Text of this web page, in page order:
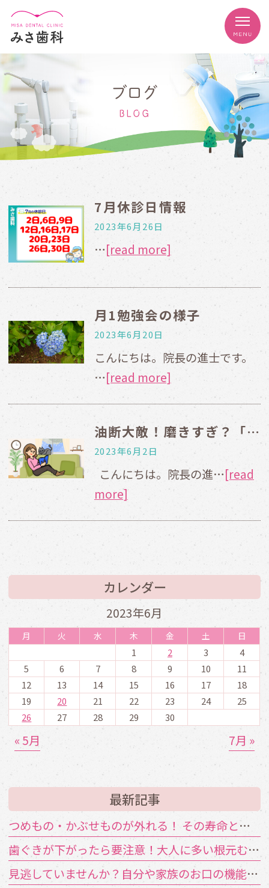
ブログ
BLOG
7月休診日情報
2023年6月26日
…[read more]
月1勉強会の様子
2023年6月20日
こんにちは。院長の進士です。
…[read more]
油断大敵！磨きすぎ？「くさび状欠損」とは
2023年6月2日
こんにちは。院長の進…[read
more]
カレンダー
2023年6月
月 火 水 木 金 土 日
1 2 3
4
5
6 7 8 9 10
11
12
13 14 15 16 17
18
19
20 21 22 23 24
25
26
27 28 29 30
« 5月 7月 »
最新記事
つめもの・かぶせものが外れる！ その寿命と原因は？
歯ぐきが下がったら要注意！大人に多い根元むし歯
見逃していませんか？自分や家族のお口の機能低下のサイン